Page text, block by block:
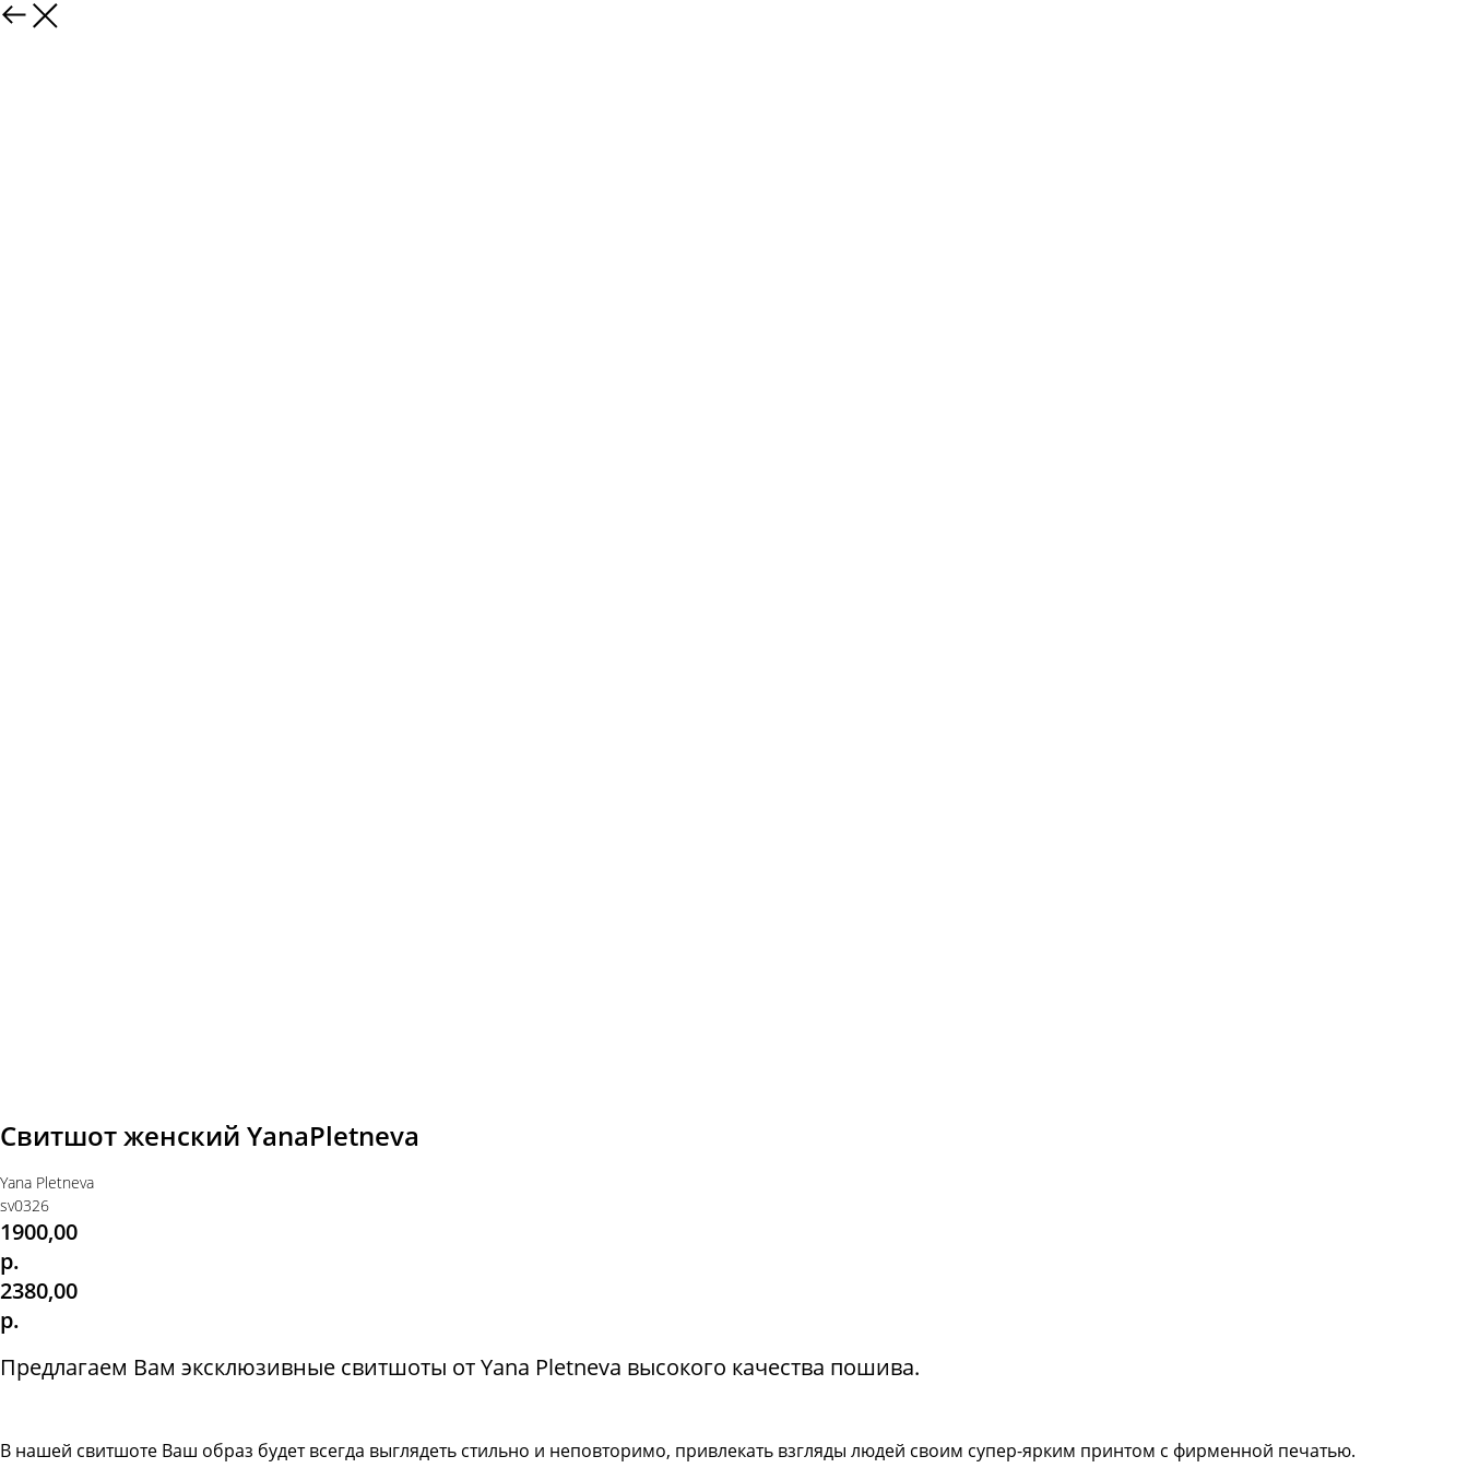
Свитшот женский YanaPletneva
Yana Pletneva
sv0326
1900,00
р.
2380,00
р.
Предлагаем Вам эксклюзивные свитшоты от Yana Pletneva высокого качества пошива.
В нашей свитшоте Ваш образ будет всегда выглядеть стильно и неповторимо, привлекать взгляды людей своим супер-ярким принтом с фирменной печатью.